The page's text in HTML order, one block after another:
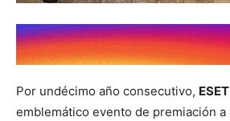
Por undécimo año consecutivo,
emblemático evento de premiación a